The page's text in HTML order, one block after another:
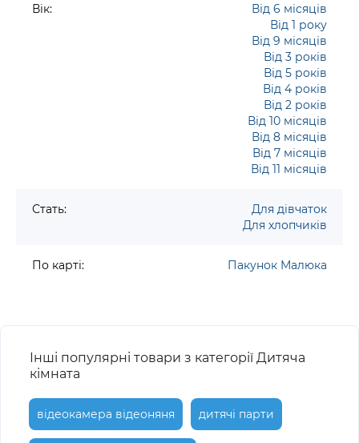
Вік:
Від 6 місяців
Від 1 року
Від 9 місяців
Від 3 років
Від 5 років
Від 4 років
Від 2 років
Від 10 місяців
Від 8 місяців
Від 7 місяців
Від 11 місяців
Стать:
Для дівчаток
Для хлопчиків
По карті: Пакунок Малюка
Інші популярні товари з категорії Дитяча
кімната
відеокамера відеоняня дитячі парти